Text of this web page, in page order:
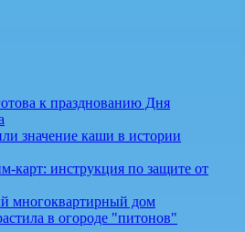
к празднованию Дня
значение каши в истории
карт: инструкция по защите от
многоквартирный дом
в огороде "питонов"